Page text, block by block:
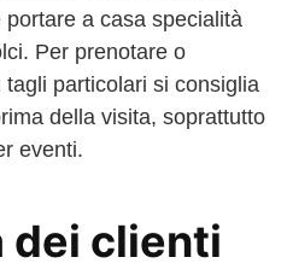
a casa specialità
Per prenotare o
particolari si consiglia
della visita, soprattutto
eventi.
dei clienti